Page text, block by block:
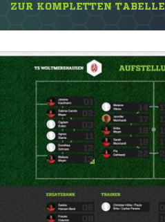
ZUR KOMPLETTEN TABELLE